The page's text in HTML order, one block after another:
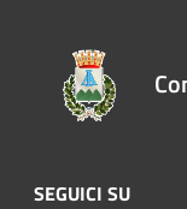
SEGUICI SU